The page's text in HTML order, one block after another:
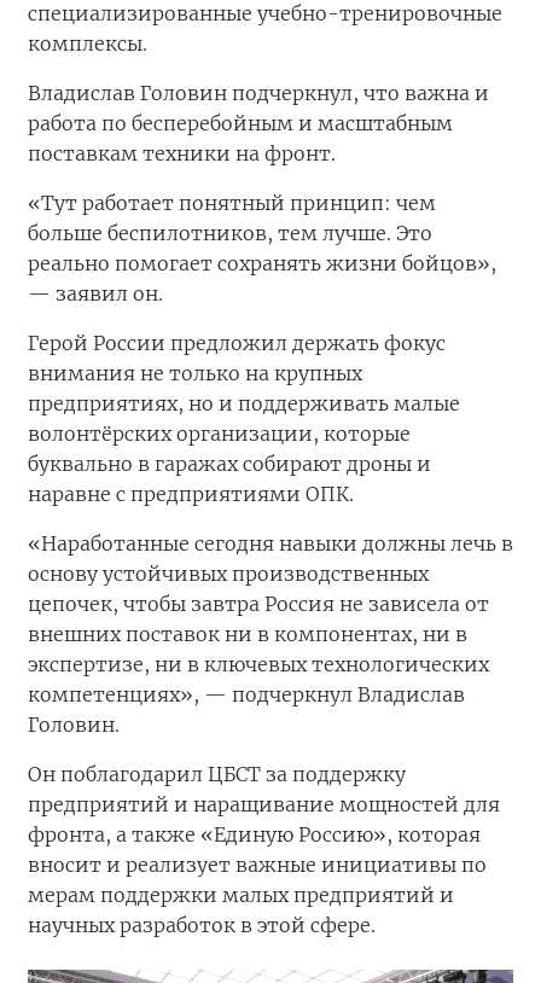
специализированные учебно-тренировочные
комплексы.
Владислав Головин подчеркнул, что важна и
работа по бесперебойным и масштабным
поставкам техники на фронт.
«Тут работает понятный принцип: чем
больше беспилотников, тем лучше. Это
реально помогает сохранять жизни бойцов»,
— заявил он.
Герой России предложил держать фокус
внимания не только на крупных
предприятиях, но и поддерживать малые
волонтёрских организации, которые
буквально в гаражах собирают дроны и
наравне с предприятиями ОПК.
«Наработанные сегодня навыки должны лечь в
основу устойчивых производственных
цепочек, чтобы завтра Россия не зависела от
внешних поставок ни в компонентах, ни в
экспертизе, ни в ключевых технологических
компетенциях», — подчеркнул Владислав
Головин.
Он поблагодарил ЦБСТ за поддержку
предприятий и наращивание мощностей для
фронта, а также «Единую Россию», которая
вносит и реализует важные инициативы по
мерам поддержки малых предприятий и
научных разработок в этой сфере.